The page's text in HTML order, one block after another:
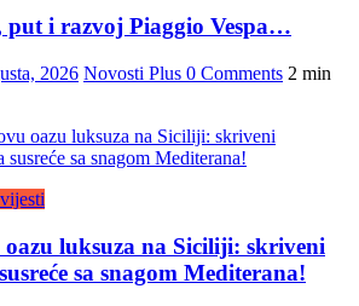
put i razvoj Piaggio Vespa…
2026 Novosti Plus 0 Comments 2 min
luksuza na Siciliji: skriveni
sa snagom Mediterana!